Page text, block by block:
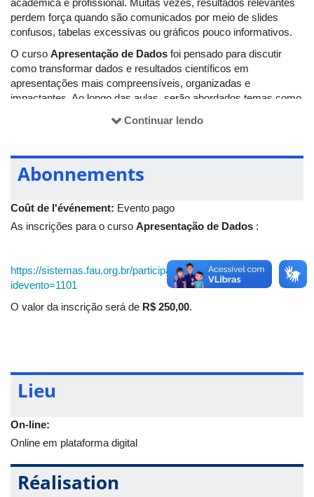
perdem força quando são comunicados por meio de slides
confusos, tabelas excessivas ou gráficos pouco informativos.
O curso Apresentação de Dados foi pensado para discutir
como transformar dados e resultados científicos em
apresentações mais compreensíveis, organizadas e
impactantes. Ao longo das aulas, serão abordados temas como
narrativa com dados, infográficos e estratégias para comunicar
A proposta é voltada a estudantes, pesquisadores, docentes,
técnicos e demais interessados em aprimorar a forma como
congressos, relatórios técnicos e outros contextos acadêmicos
e profissionais.
vivo, e pretende contribuir para o fortalecimento da
comunicação científica e da apresentação qualificada de
resultados.
Neste momento, a página tem como objetivo apresentar a
Continuar lendo
Abonnements
Coût de l'événement: Evento pago
As inscrições para o curso Apresentação de Dados :
https://sistemas.fau.org.br/participante/index.xhtml?
idevento=1101
O valor da inscrição será de R$ 250,00.
Lieu
On-line:
Online em plataforma digital
Réalisation